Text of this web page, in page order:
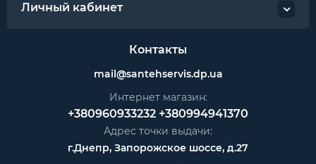
Личный кабинет
Контакты
mail@santehservis.dp.ua
Интернет магазин:
+380960933232 +380994941370
Адрес точки выдачи:
г.Днепр, Запорожское шоссе, д.27